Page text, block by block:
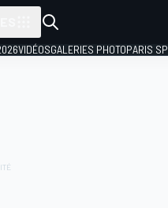
VIDÉOSGALERIES PHOTOPARIS